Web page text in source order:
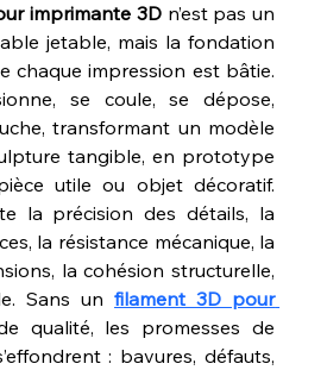
imprimante 3D n’est pas un
jetable, mais la fondation
chaque impression est bâtie.
se coule, se dépose,
transformant un modèle
tangible, en prototype
utile ou objet décoratif.
la précision des détails, la
la résistance mécanique, la
la cohésion structurelle,
Sans un filament 3D pour
qualité, les promesses de
: bavures, défauts,